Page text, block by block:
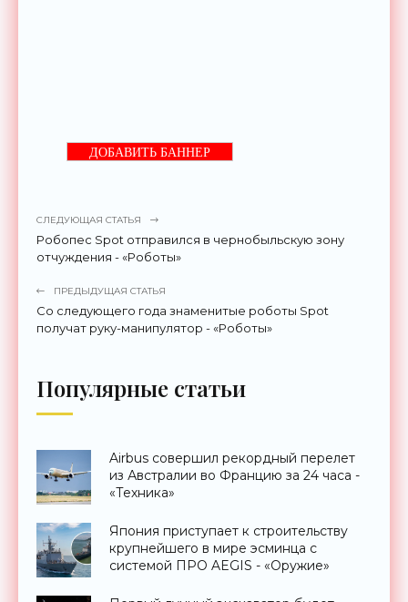
ДОБАВИТЬ БАННЕР
СЛЕДУЮЩАЯ СТАТЬЯ
Робопес Spot отправился в чернобыльскую зону
отчуждения - «Роботы»
ПРЕДЫДУЩАЯ СТАТЬЯ
Со следующего года знаменитые роботы Spot
получат руку-манипулятор - «Роботы»
Популярные статьи
Airbus совершил рекордный перелет
из Австралии во Францию за 24 часа -
«Техника»
Япония приступает к строительству
крупнейшего в мире эсминца с
системой ПРО AEGIS - «Оружие»